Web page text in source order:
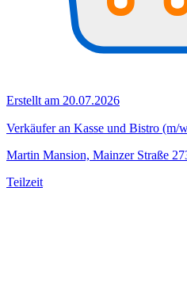
Erstellt am 20.07.2026
Verkäufer an Kasse und Bistro (m/
Martin Mansion, Mainzer Straße
Teilzeit